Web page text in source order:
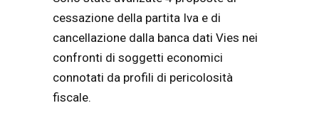
cessazione della partita Iva e di
cancellazione dalla banca dati Vies nei
confronti di soggetti economici
connotati da profili di pericolosità
fiscale.